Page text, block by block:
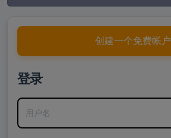
创建一个免费帐户
登录
用户名